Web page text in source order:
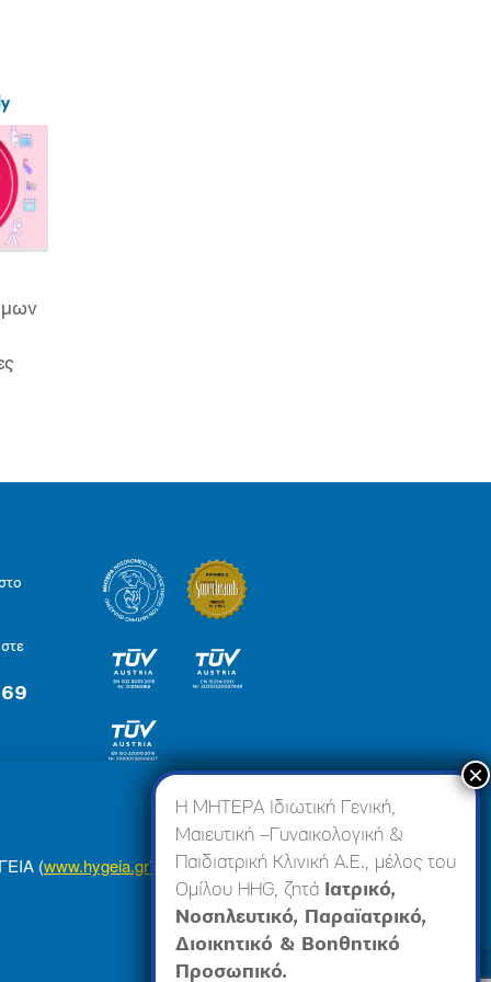
Η ΜΗΤΕΡΑ Ιδιωτική Γενική,
Μαιευτική –Γυναικολογική &
Παιδιατρική Κλινική Α.Ε., μέλος του
Ομίλου HHG, ζητά Ιατρικό,
Νοσηλευτικό, Παραϊατρικό,
Διοικητικό & Βοηθητικό
Προσωπικό.
(www.hygeia.gr), ώστε να σας προσφέρουμε